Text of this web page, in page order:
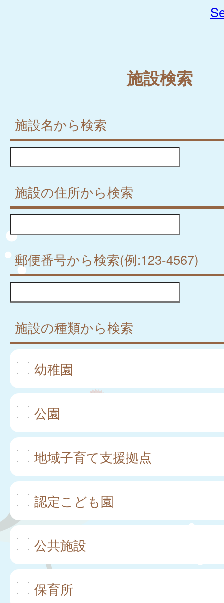
施設検索
施設名から検索
施設の住所から検索
郵便番号から検索(例:123-4567)
施設の種類から検索
幼稚園
公園
地域子育て支援拠点
認定こども園
公共施設
保育所